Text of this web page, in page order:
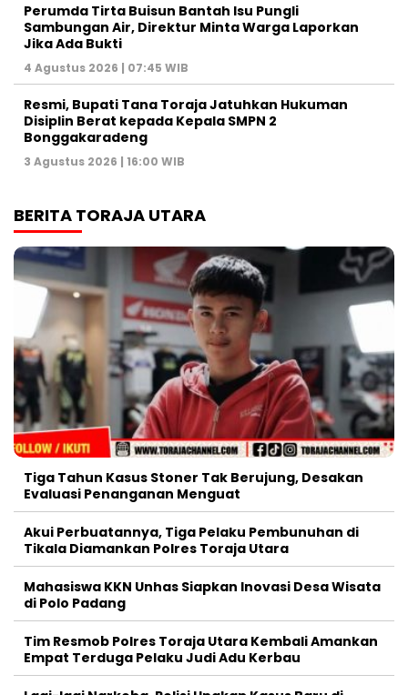
Perumda Tirta Buisun Bantah Isu Pungli
Sambungan Air, Direktur Minta Warga Laporkan
Jika Ada Bukti
4 Agustus 2026 | 07:45 WIB
Resmi, Bupati Tana Toraja Jatuhkan Hukuman
Disiplin Berat kepada Kepala SMPN 2
Bonggakaradeng
3 Agustus 2026 | 16:00 WIB
BERITA TORAJA UTARA
Tiga Tahun Kasus Stoner Tak Berujung, Desakan
Evaluasi Penanganan Menguat
Akui Perbuatannya, Tiga Pelaku Pembunuhan di
Tikala Diamankan Polres Toraja Utara
Mahasiswa KKN Unhas Siapkan Inovasi Desa Wisata
di Polo Padang
Tim Resmob Polres Toraja Utara Kembali Amankan
Empat Terduga Pelaku Judi Adu Kerbau